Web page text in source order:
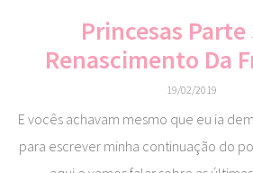
Princesas Parte
Renascimento Da
19/02/2019
E vocês achavam mesmo que eu ia
para escrever minha continuação do